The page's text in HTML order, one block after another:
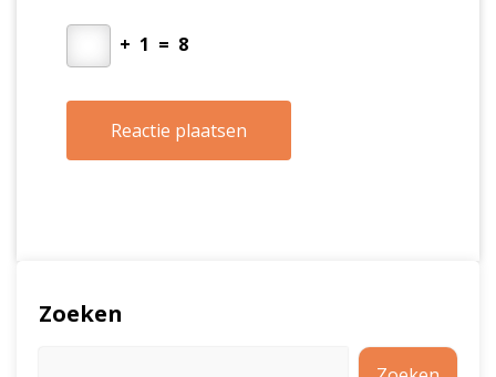
+ 1 = 8
Zoeken